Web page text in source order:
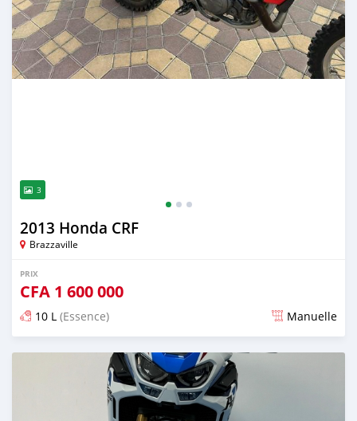
3
2013 Honda CRF
Brazzaville
PRIX
CFA 1 600 000
10 L (Essence) Manuelle
Publié il y a presque 2 ans